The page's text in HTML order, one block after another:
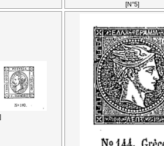
[N°5]